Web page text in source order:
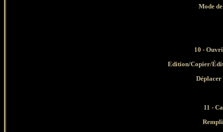
Mode
10 -
Edition/Copier/
Déplacer
11 -